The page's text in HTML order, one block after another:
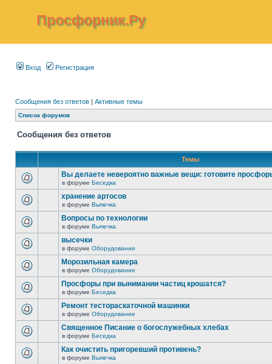
Просфорник.Ру
Вход Регистрация
Сообщения без ответов | Активные темы
Список форумов
Сообщения без ответов
Темы
Вы делаете невероятно важные вещи: готовите
в форуме Беседка
хранение артосов
в форуме Выпечка
Вопросы по технологии
в форуме Выпечка
высечки
в форуме Оборудование
Морозильная камера
в форуме Оборудование
Просфоры при вынимании частиц крошатся?
в форуме Беседка
Ремонт тестораскаточной машинки
в форуме Оборудование
Священное Писание о богослужебных хлебах
в форуме Беседка
Как очистить пригоревший противень?
в форуме Выпечка